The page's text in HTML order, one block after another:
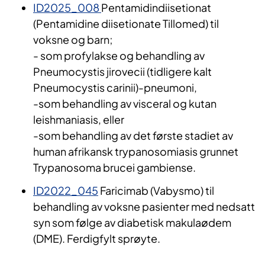
ID2025_008Pentamidindiisetionat
(Pentamidine diisetionate Tillomed) til
voksne og barn;
- som profylakse og behandling av
Pneumocystis jirovecii (tidligere kalt
Pneumocystis carinii)-pneumoni,
-som behandling av visceral og kutan
leishmaniasis, eller
-som behandling av det første stadiet av
human afrikansk trypanosomiasis grunnet
Trypanosoma brucei gambiense.
ID2022_045 Faricimab (Vabysmo) til
behandling av voksne pasienter med nedsatt
syn som følge av diabetisk makulaødem
(DME). Ferdigfylt sprøyte.